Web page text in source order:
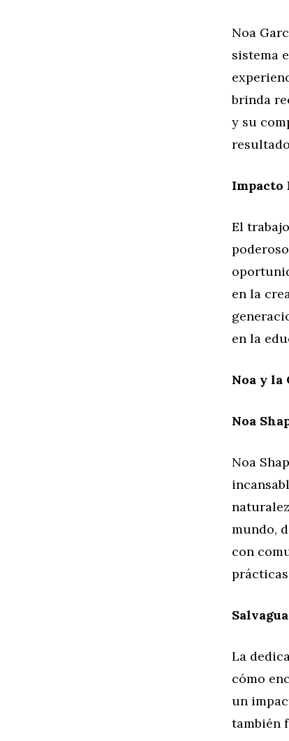
Noa
sistema
brinda
y su
Impacto
El
en la
en la
Noa y la
Noa
Noa
mundo,
con
La
cómo
un
también